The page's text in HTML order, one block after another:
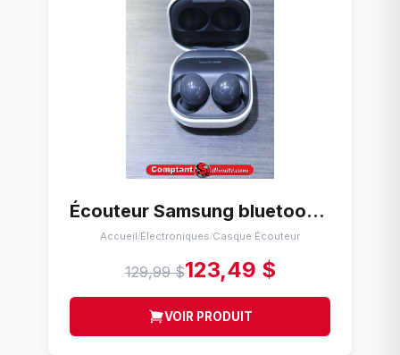
Écouteur Samsung bluetooth sm-r177
Accueil/Électroniques/Casque Écouteur
129,99 $123,49 $
VOIR PRODUIT